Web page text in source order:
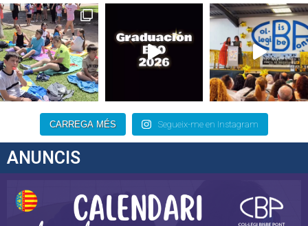
CARREGA MÉS Segueix-me en Instagram
ANUNCIS